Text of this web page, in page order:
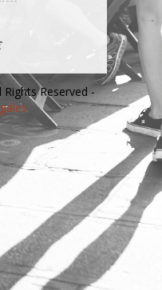
Reserved -